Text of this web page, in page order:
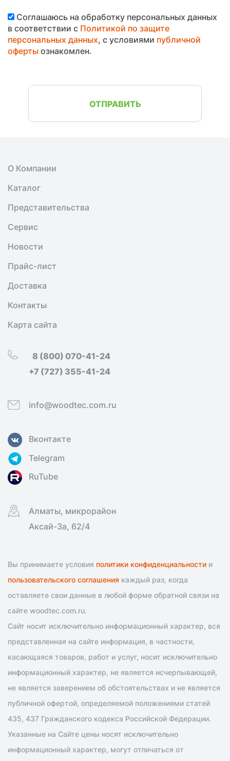
Соглашаюсь на обработку персональных данных
в соответствии с Политикой по защите
персональных данных, с условиями публичной
офертыознакомлен.
ОТПРАВИТЬ
О Компании
Каталог
Представительства
Сервис
Новости
Прайс-лист
Доставка
Контакты
Карта сайта
8 (800) 070-41-24
+7 (727) 355-41-24
info@woodtec.com.ru
Вконтакте
Telegram
RuTube
Алматы, микрорайон
Аксай-3а, 62/4
Вы принимаете условия политики конфиденциальности и
пользовательского соглашения каждый раз, когда
оставляете свои данные в любой форме обратной связи на
сайте woodtec.com.ru.
Сайт носит исключительно информационный характер, вся
представленная на сайте информация, в частности,
касающаяся товаров, работ и услуг, носит исключительно
информационный характер, не является исчерпывающей,
не является заверением об обстоятельствах и не является
публичной офертой, определяемой положениями статей
435, 437 Гражданского кодекса Российской Федерации.
Указанные на Сайте цены носят исключительно
информационный характер, могут отличаться от